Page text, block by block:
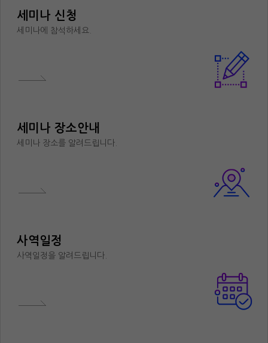
세미나 신청
세미나에 참석하세요.
세미나 장소안내
세미나 장소를 알려드립니다.
사역일정
사역일정을 알려드립니다.